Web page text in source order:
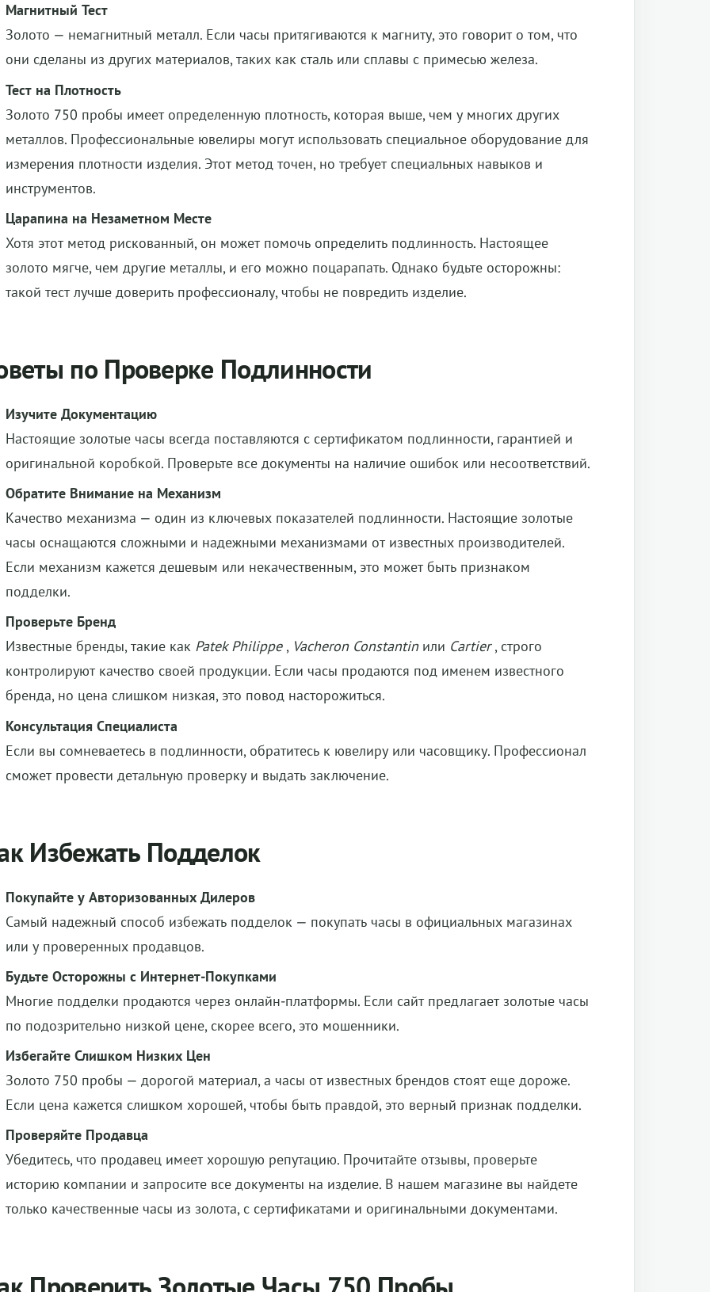
Магнитный Тест
Золото — немагнитный металл. Если часы притягиваются к магниту, это говорит о том, что
они сделаны из других материалов, таких как сталь или сплавы с примесью железа.
Тест на Плотность
Золото 750 пробы имеет определенную плотность, которая выше, чем у многих других
металлов. Профессиональные ювелиры могут использовать специальное оборудование для
измерения плотности изделия. Этот метод точен, но требует специальных навыков и
инструментов.
Царапина на Незаметном Месте
Хотя этот метод рискованный, он может помочь определить подлинность. Настоящее
золото мягче, чем другие металлы, и его можно поцарапать. Однако будьте осторожны:
такой тест лучше доверить профессионалу, чтобы не повредить изделие.
по Проверке Подлинности
Изучите Документацию
Настоящие золотые часы всегда поставляются с сертификатом подлинности, гарантией и
оригинальной коробкой. Проверьте все документы на наличие ошибок или несоответствий.
Обратите Внимание на Механизм
Качество механизма — один из ключевых показателей подлинности. Настоящие золотые
часы оснащаются сложными и надежными механизмами от известных производителей.
Если механизм кажется дешевым или некачественным, это может быть признаком
подделки.
Проверьте Бренд
Известные бренды, такие как Patek Philippe , Vacheron Constantin или Cartier, строго
контролируют качество своей продукции. Если часы продаются под именем известного
бренда, но цена слишком низкая, это повод насторожиться.
Консультация Специалиста
Если вы сомневаетесь в подлинности, обратитесь к ювелиру или часовщику. Профессионал
сможет провести детальную проверку и выдать заключение.
Избежать Подделок
Покупайте у Авторизованных Дилеров
Самый надежный способ избежать подделок — покупать часы в официальных магазинах
или у проверенных продавцов.
Будьте Осторожны с Интернет-Покупками
Многие подделки продаются через онлайн-платформы. Если сайт предлагает золотые часы
по подозрительно низкой цене, скорее всего, это мошенники.
Избегайте Слишком Низких Цен
Золото 750 пробы — дорогой материал, а часы от известных брендов стоят еще дороже.
Если цена кажется слишком хорошей, чтобы быть правдой, это верный признак подделки.
Проверяйте Продавца
Убедитесь, что продавец имеет хорошую репутацию. Прочитайте отзывы, проверьте
историю компании и запросите все документы на изделие. В нашем магазине вы найдете
только качественные часы из золота, с сертификатами и оригинальными документами.